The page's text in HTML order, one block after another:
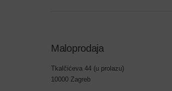
Maloprodaja
Tkalčićeva 44 (u prolazu)
10000 Zagreb